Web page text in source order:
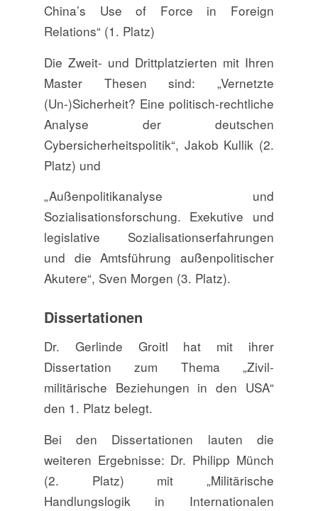
China’s Use of Force in Foreign
Relations“ (1. Platz)
Die Zweit- und Drittplatzierten mit Ihren
Master Thesen sind: „Vernetzte
(Un-)Sicherheit? Eine politisch-rechtliche
Analyse der deutschen
Cybersicherheitspolitik“, Jakob Kullik (2.
Platz) und
„Außenpolitikanalyse und
Sozialisationsforschung. Exekutive und
legislative Sozialisationserfahrungen
und die Amtsführung außenpolitischer
Akutere“, Sven Morgen (3. Platz).
Dissertationen
Dr. Gerlinde Groitl hat mit ihrer
Dissertation zum Thema „Zivil-
militärische Beziehungen in den USA“
den 1. Platz belegt.
Bei den Dissertationen lauten die
weiteren Ergebnisse: Dr. Philipp Münch
(2. Platz) mit „Militärische
Handlungslogik in Internationalen